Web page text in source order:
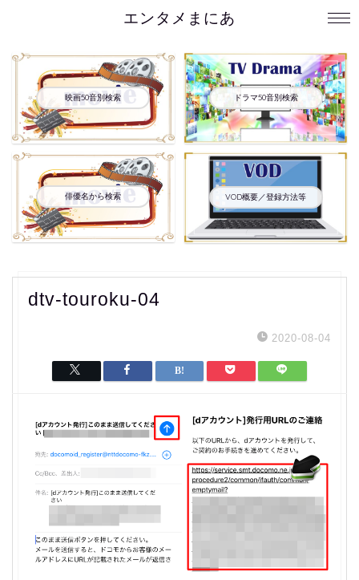
エンタメまにあ
映画50音別検索 ドラマ50音別検索
俳優名から検索 VOD概要／登録方法等
dtv-touroku-04
2020-08-04